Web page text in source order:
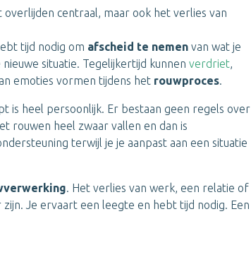
overlijden centraal, maar ook het verlies van
tijd nodig om afscheid te nemen van wat je
situatie. Tegelijkertijd kunnen verdriet,
emoties vormen tijdens het rouwproces.
is heel persoonlijk. Er bestaan geen regels over
rouwen heel zwaar vallen en dan is
terwijl je je aanpast aan een situatie
. Het verlies van werk, een relatie of
Je ervaart een leegte en hebt tijd nodig. Een